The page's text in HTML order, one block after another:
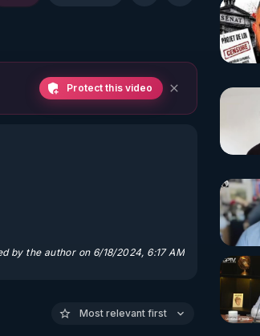
Protect this video
par les organismes qui
by the author on 6/18/2024, 6:17 AM
Most relevant first